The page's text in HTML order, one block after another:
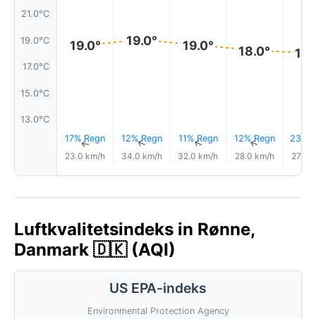
21.0°C
19.0°C
17.0°C
15.0°C
13.0°C
19.0°
17% Regn
↑
23.0 km/h
19.0°
12% Regn
↑
34.0 km/h
19.0°
11% Regn
↑
32.0 km/h
18.0°
12% Regn
↑
28.0 km/h
23%
27.0
Luftkvalitetsindeks in Rønne,
Danmark 🇩🇰 (AQI)
US EPA-indeks
Environmental Protection Agency